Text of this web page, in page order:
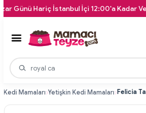
Hariç İstanbul İçi 12:00'a Kadar Verilen
Kedi Mamaları Yetişkin Kedi Mamaları